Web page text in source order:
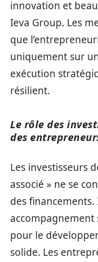
innovation et
Ieva Group. Les
que
uniquement sur
exécution
résilient.
Le rôle des
des
Les investisseurs
associé » ne se
des
pour le
solide. Les